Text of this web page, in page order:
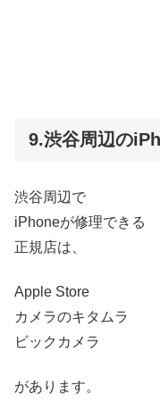
9.渋谷周辺の
渋谷周辺で
iPhoneが修理できる
正規店は、
Apple Store
カメラのキタムラ
ビックカメラ
があります。